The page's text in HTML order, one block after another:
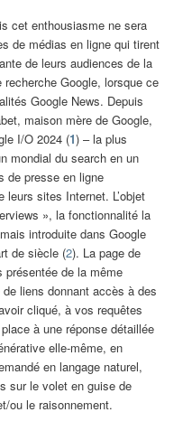
cet enthousiasme ne sera
de médias en ligne qui tirent
de leurs audiences de la
Google, lorsque ce
Google News. Depuis
maison mère de Google,
I/O 2024 (1) – la plus
mondial du search en un
de presse en ligne
leurs sites Internet. L’objet
», la fonctionnalité la
introduite dans Google
de siècle (2). La page de
présentée de la même
liens donnant accès à des
cliqué, à vos requêtes
à une réponse détaillée
elle-même, en
en langage naturel,
sur le volet en guise de
ou le raisonnement.